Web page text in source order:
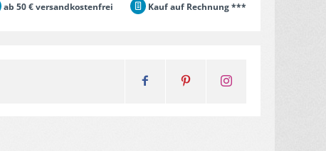
ab 50 € versandkostenfrei Kauf auf Rechnung ***